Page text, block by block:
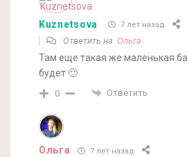
Kuznetsova 7 лет назад
Ответить на Ольга
Там еще такая же маленькая
будет 🙂
0 Ответить
Ольга 7 лет назад